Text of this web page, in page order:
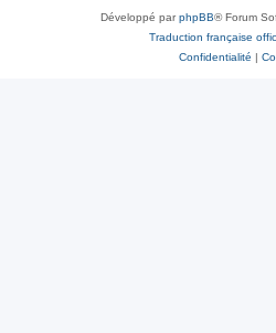
Développé parphpBB® Forum
Traduction française
Confidentialité |